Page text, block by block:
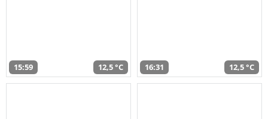
15:59 12,5 °C 16:31 12,5 °C